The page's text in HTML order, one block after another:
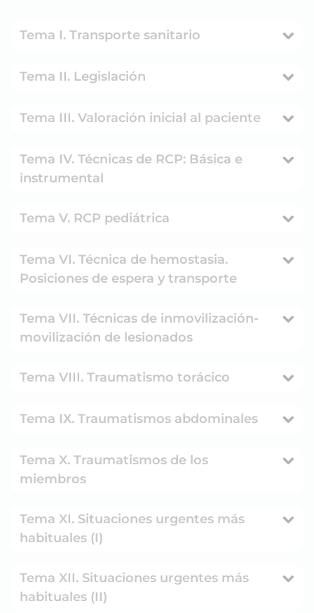
Tema I. Transporte sanitario
Tema II. Legislación
Tema III. Valoración inicial al paciente
Tema IV. Técnicas de RCP: Básica e
instrumental
Tema V. RCP pediátrica
Tema VI. Técnica de hemostasia.
Posiciones de espera y transporte
Tema VII. Técnicas de inmovilización-
movilización de lesionados
Tema VIII. Traumatismo torácico
Tema IX. Traumatismos abdominales
Tema X. Traumatismos de los
miembros
Tema XI. Situaciones urgentes más
habituales (I)
Tema XII. Situaciones urgentes más
habituales (II)